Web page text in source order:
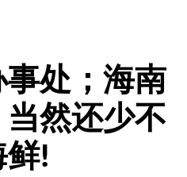
处；海南
然还少不
!